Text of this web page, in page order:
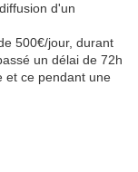
d'un
500€/jour, durant
un délai de 72h
et ce pendant une